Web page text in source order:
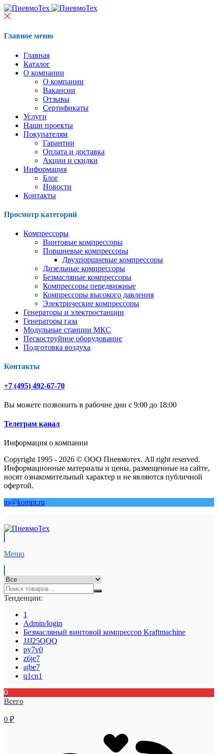
Главное меню
Главная
Каталог
О компании
О компании
Вакансии
Отзывы
Сертификаты
Услуги
Наши проекты
Покупателям
Гарантии
Оплата и доставка
Акции и скидки
Информация
Блог
Новости
Контакты
Просмотр категорий
Компрессоры
Винтовые компрессоры
Поршневые компрессоры
Двухпоршневые компрессоры
Дизельные компрессоры
Безмасляные компрессоры
Компрессоры передвижные
Компрессоры высокого давления
Электрические компрессоры
Генераторы и электростанции
Генераторы газа
Модульные станции МКС
Пескоструйное оборудование
Подготовка воздуха
Контакты
+7 (495) 492-67-70
Вы можете позвонить в рабочие дни с 9:00 до 18:00
Телеграм канал
Информация о компании
Copyright 1995 - 2026 © ООО Пневмотех. All right reserved.
Информационные материалы и цены, размещенные на сайте,
носят ознакомительный характер и не являются публичной
офертой.
to@kompr.ru
Меню
Тенденции:
1
Admin/login
Безмасляный винтовой компрессор Kraftmaсhine
JJJ25QQQ
py7v0
z6je7
ajbe7
q1cn1
0
Всего
0 ₽